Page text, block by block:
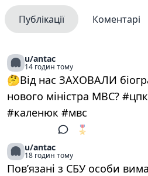
Публікації Коментарі
u/antac
14 годин тому
🤔Від нас ЗАХОВАЛИ
нового міністра МВС? #цпк
#каленюк #мвс
🎖️
u/antac
18 годин тому
Повʼязані з СБУ особи